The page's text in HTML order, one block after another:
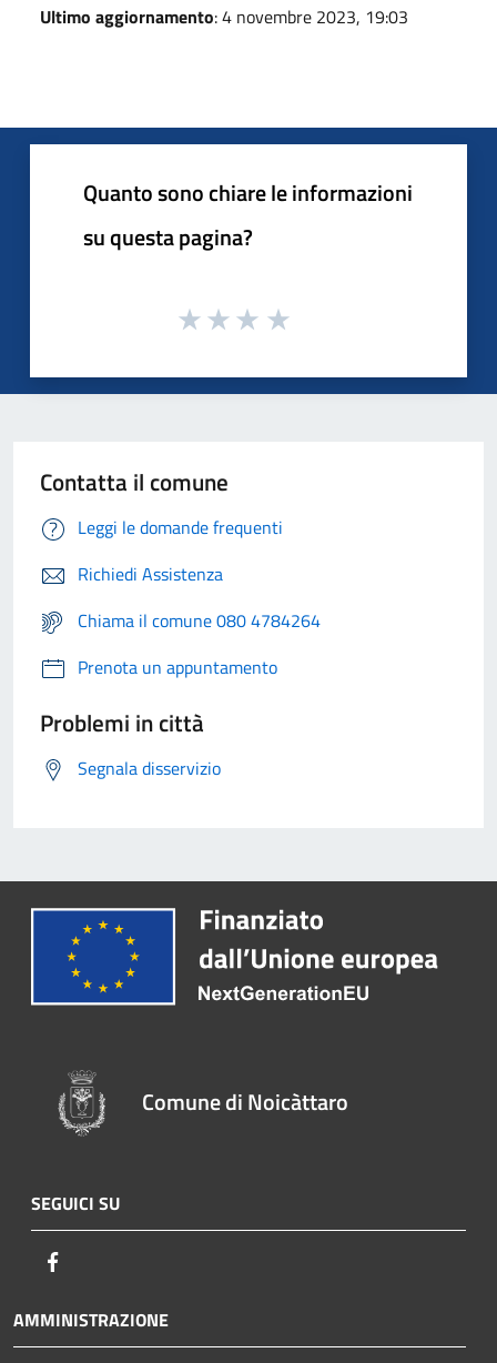
Ultimo aggiornamento: 4 novembre 2023, 19:03
Quanto sono chiare le informazioni
su questa pagina?
Contatta il comune
Leggi le domande frequenti
Richiedi Assistenza
Chiama il comune 080 4784264
Prenota un appuntamento
Problemi in città
Segnala disservizio
Comune di Noicàttaro
SEGUICI SU
AMMINISTRAZIONE